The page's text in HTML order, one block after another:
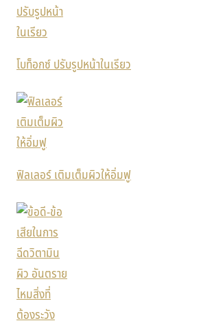
โบท็อกซ์ ปรับรูปหน้าในเรียว
ฟิลเลอร์ เติมเต็มผิวให้อิ่มฟู